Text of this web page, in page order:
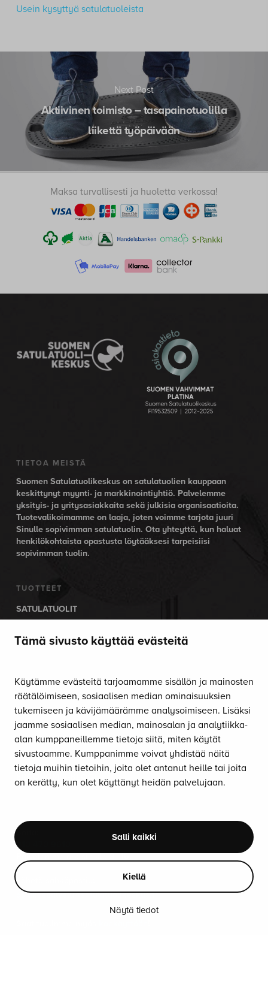
Tämä sivusto käyttää evästeitä
Käytämme evästeitä tarjoamamme sisällön ja mainosten
räätälöimiseen, sosiaalisen median ominaisuuksien
tukemiseen ja kävijämäärämme analysoimiseen. Lisäksi
jaamme sosiaalisen median, mainosalan ja analytiikka-
alan kumppaneillemme tietoja siitä, miten käytät
sivustoamme. Kumppanimme voivat yhdistää näitä
tietoja muihin tietoihin, joita olet antanut heille tai joita
on kerätty, kun olet käyttänyt heidän palvelujaan.
Salli kaikki
Kiellä
Näytä tiedot
Usein kysyttyä satulatuoleista
Next Post
Aktiivinen toimisto – tasapainotuolilla
liikettä työpäivään
Maksa turvallisesti ja huoletta verkossa!
TIETOA MEISTÄ
Suomen Satulatuolikeskus on satulatuolien kauppaan
keskittynyt myynti- ja markkinointiyhtiö. Palvelemme
yksityis- ja yritysasiakkaita sekä julkisia organisaatioita.
Tuotevalikoimamme on laaja, joten voimme tarjota juuri
Sinulle sopivimman satulatuolin. Ota yhteyttä, kun haluat
henkilökohtaista opastusta löytääksesi tarpeisiisi
sopivimman tuolin.
TUOTTEET
SATULATUOLIT
SÄHKÖPÖYDÄT
TASAPAINOLAUDAT
MUUT TUOTTEET
LISÄVARUSTEET
TARJOUKSESSA
OUTLET
LUE ERGONOMIASTA
ERGONOMIA-BLOGI
Soita:
010 470 9610
Palvelemme arkisin klo 8–16.
Lähetä sähköpostia:
asiakaspalvelu@satulatuolikeskus.fi